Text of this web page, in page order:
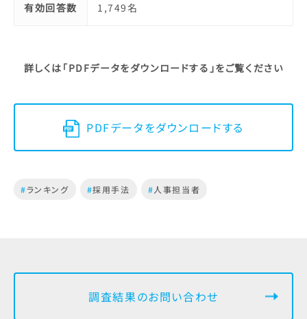
有効回答数 1,749名
詳しくは「PDFデータをダウンロードする」をご覧ください
PDFデータをダウンロードする
#ランキング #採用手法 #人事担当者
調査結果のお問い合わせ